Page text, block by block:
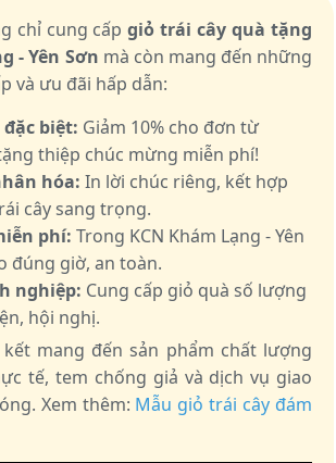
chỉ cung cấpgiỏ trái cây quà tặng
- Yên Sơn mà còn mang đến những
và ưu đãi hấp dẫn:
biệt: Giảm 10% cho đơn từ
thiệp chúc mừng miễn phí!
hóa: In lời chúc riêng, kết hợp
cây sang trọng.
phí: Trong KCN Khám Lạng - Yên
đúng giờ, an toàn.
nghiệp: Cung cấp giỏ quà số lượng
hội nghị.
mang đến sản phẩm chất lượng
tế, tem chống giả và dịch vụ giao
Xem thêm: Mẫu giỏ trái cây đám